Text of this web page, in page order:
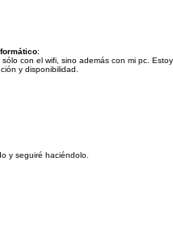
:
con el wifi, sino además con mi pc. Estoy
y disponibilidad.
y seguiré haciéndolo.